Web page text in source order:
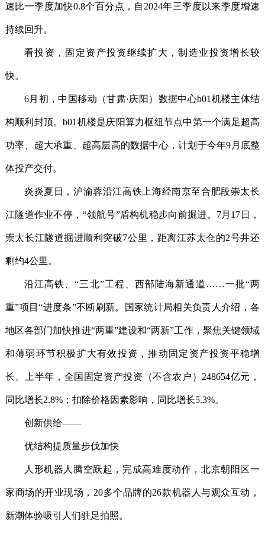
速比一季度加快0.8个百分点，自2024年三季度以来季度增速
持续回升。
看投资，固定资产投资继续扩大，制造业投资增长较
快。
6月初，中国移动（甘肃·庆阳）数据中心b01机楼主体结
构顺利封顶。b01机楼是庆阳算力枢纽节点中第一个满足超高
功率、超大承重、超高层高的数据中心，计划于今年9月底整
体投产交付。
炎炎夏日，沪渝蓉沿江高铁上海经南京至合肥段崇太长
江隧道作业不停，“领航号”盾构机稳步向前掘进。7月17日，
崇太长江隧道掘进顺利突破7公里，距离江苏太仓的2号井还
剩约4公里。
沿江高铁、“三北”工程、西部陆海新通道……一批“两
重”项目“进度条”不断刷新。国家统计局相关负责人介绍，各
地区各部门加快推进“两重”建设和“两新”工作，聚焦关键领域
和薄弱环节积极扩大有效投资，推动固定资产投资平稳增
长。上半年，全国固定资产投资（不含农户）248654亿元，
同比增长2.8%；扣除价格因素影响，同比增长5.3%。
创新供给——
优结构提质量步伐加快
人形机器人腾空跃起，完成高难度动作，北京朝阳区一
家商场的开业现场，20多个品牌的26款机器人与观众互动，
新潮体验吸引人们驻足拍照。